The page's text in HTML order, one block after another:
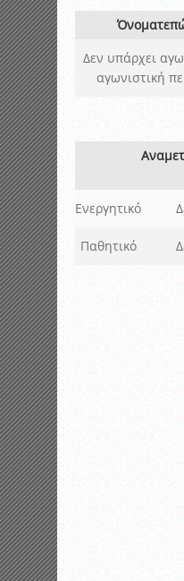
Δεν υπάρχει
αγωνιστική
Ενεργητικό
Παθητικό